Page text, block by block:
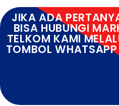
JIKA ADA
BISA HUBUNGI
TELKOM KAMI
TOMBOL